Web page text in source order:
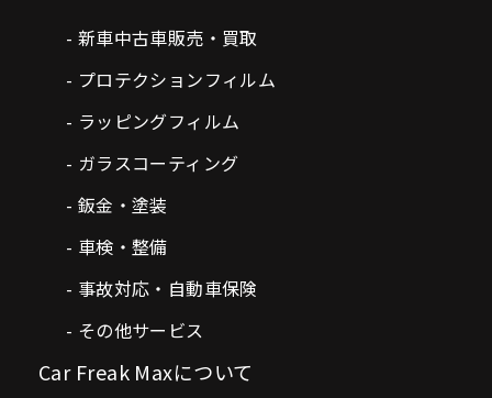
新車中古車販売・買取
プロテクションフィルム
ラッピングフィルム
ガラスコーティング
鈑金・塗装
車検・整備
事故対応・自動車保険
その他サービス
Car Freak Maxについて